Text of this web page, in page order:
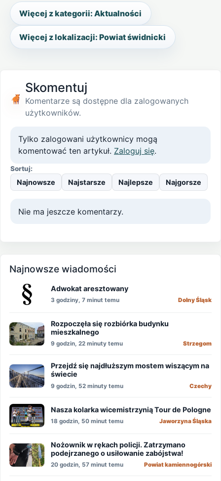
Więcej z kategorii: Aktualności
Więcej z lokalizacji: Powiat świdnicki
Skomentuj
Komentarze są dostępne dla zalogowanych
użytkowników.
Tylko zalogowani użytkownicy mogą
komentować ten artykuł. Zaloguj się.
Sortuj:
Najnowsze Najstarsze Najlepsze Najgorsze
Nie ma jeszcze komentarzy.
Najnowsze wiadomości
Adwokat aresztowany
3 godziny, 7 minut temu Dolny Śląsk
Rozpoczęła się rozbiórka budynku
mieszkalnego
9 godzin, 22 minuty temu Strzegom
Przejdź się najdłuższym mostem wiszącym na
świecie
9 godzin, 52 minuty temu Czechy
Nasza kolarka wicemistrzynią Tour de Pologne
18 godzin, 50 minut temu Jaworzyna Śląska
Nożownik w rękach policji. Zatrzymano
podejrzanego o usiłowanie zabójstwa!
20 godzin, 57 minut temu Powiat kamiennogórski